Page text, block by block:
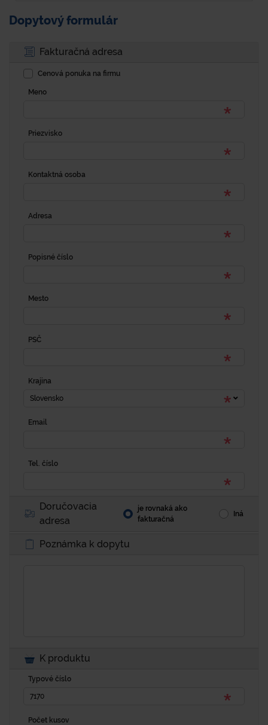
Dopytový formulár
Fakturačná adresa
Cenová ponuka na firmu
Meno
Priezvisko
Kontaktná osoba
Adresa
Popisné číslo
Mesto
PSČ
Krajina
Slovensko
Email
Tel. číslo
Doručovacia
adresa
je rovnaká ako
fakturačná
Iná
Poznámka k dopytu
K produktu
Typové číslo
Počet kusov